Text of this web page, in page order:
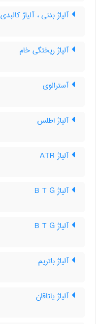
آلیاژ بدنی ، آلیاژ کالبدی
آلیاژ ریختگی خام
آسترالوی
آلیاژ اطلس
آلیاژ ATR
آلیاژ B T G
آلیاژ B T G
آلیاژ باتریم
آلیاژ یاتاقان